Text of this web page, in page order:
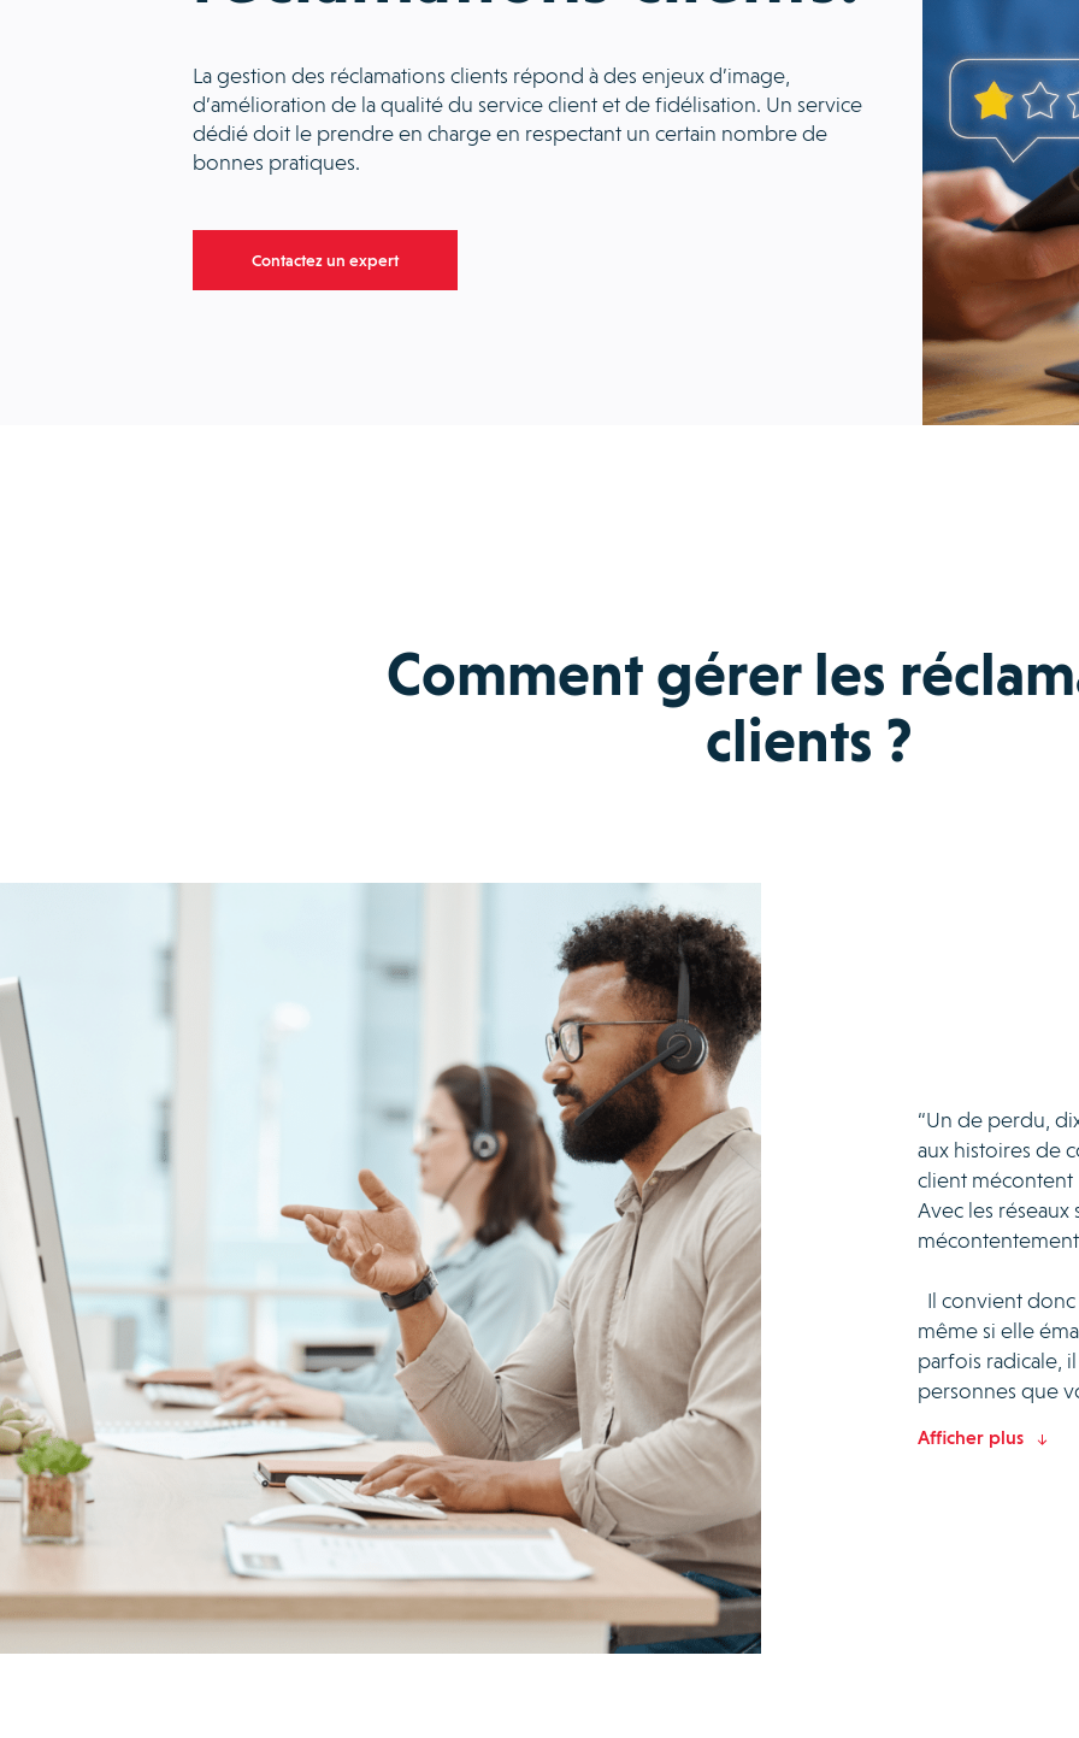
La gestion des réclamations clients répond à des enjeux d’image,
d’amélioration de la qualité du service client et de fidélisation. Un service
dédié doit le prendre en charge en respectant un certain nombre de
bonnes pratiques.
Contactez un expert
Comment gérer les
clients ?
“Un de perdu,
aux histoires de
client mécontent
Avec les réseaux
Il convient
même si elle
parfois radicale,
personnes que
Afficher plus